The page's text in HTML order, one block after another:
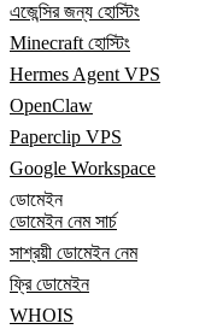
এজেন্সির জন্য হোস্টিং
Minecraft হোস্টিং
Hermes Agent VPS
OpenClaw
Paperclip VPS
Google Workspace
ডোমেইন
ডোমেইন নেম সার্চ
সাশ্রয়ী ডোমেইন নেম
ফ্রি ডোমেইন
WHOIS